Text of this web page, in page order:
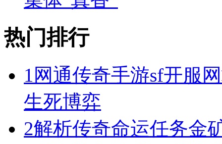
热门排行
1 网通传奇手游sf开服
生死博弈
2解析传奇命运任务金